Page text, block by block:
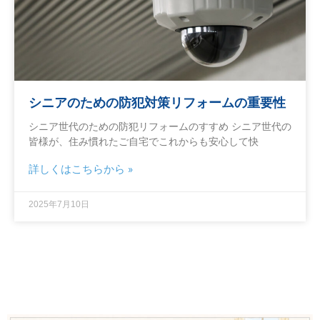
シニアのための防犯対策リフォームの重要性
シニア世代のための防犯リフォームのすすめ シニア世代の
皆様が、住み慣れたご自宅でこれからも安心して快
詳しくはこちらから »
2025年7月10日